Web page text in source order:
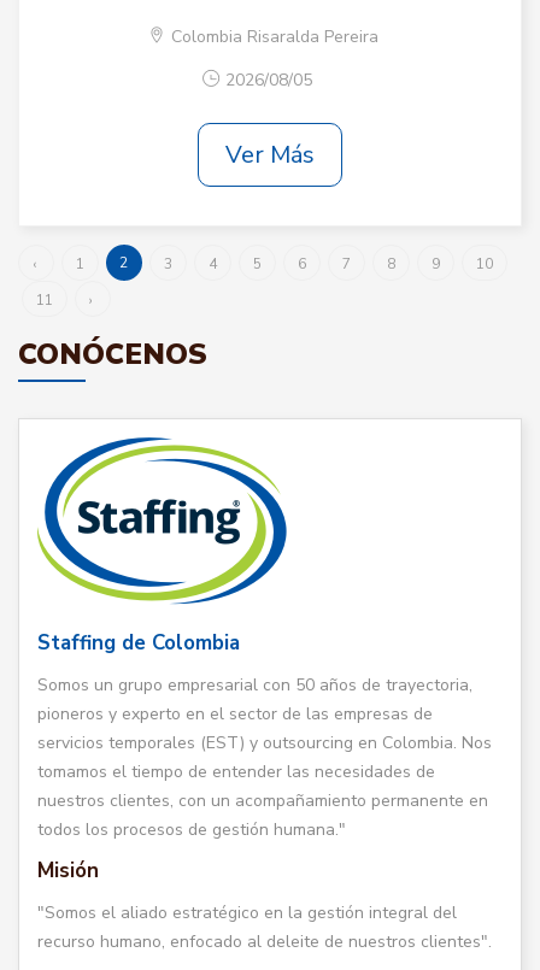
Colombia Risaralda Pereira
2026/08/05
Ver Más
‹ 1 2 3 4 5 6 7 8 9
10
11
›
CONÓCENOS
Staffing de Colombia
Somos un grupo empresarial con 50 años de trayectoria,
pioneros y experto en el sector de las empresas de
servicios temporales (EST) y outsourcing en Colombia. Nos
tomamos el tiempo de entender las necesidades de
nuestros clientes, con un acompañamiento permanente en
todos los procesos de gestión humana."
Misión
"Somos el aliado estratégico en la gestión integral del
recurso humano, enfocado al deleite de nuestros clientes".